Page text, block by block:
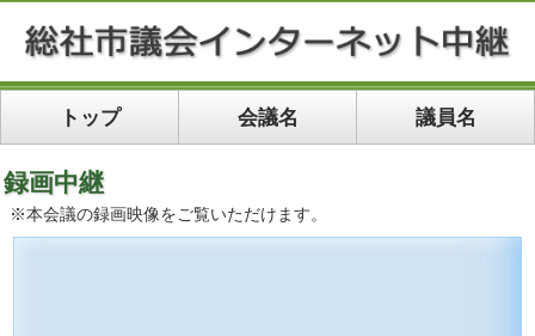
トップ 会議名 議員名
録画中継
※本会議の録画映像をご覧いただけます。